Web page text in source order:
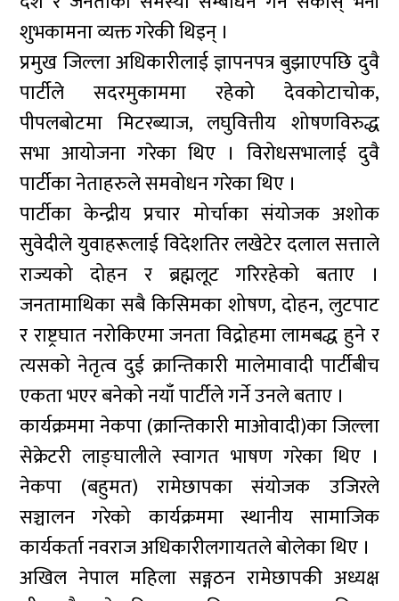
शुभकामना व्यक्त गरेकी थिइन् ।
प्रमुख जिल्ला अधिकारीलाई ज्ञापनपत्र बुझाएपछि दुवै
पार्टीले सदरमुकाममा रहेको देवकोटाचोक,
पीपलबोटमा मिटरब्याज, लघुवित्तीय शोषणविरुद्ध
सभा आयोजना गरेका थिए । विरोधसभालाई दुवै
पार्टीका नेताहरुले समवोधन गरेका थिए ।
पार्टीका केन्द्रीय प्रचार मोर्चाका संयोजक अशोक
सुवेदीले युवाहरूलाई विदेशतिर लखेटेर दलाल सत्ताले
राज्यको दोहन र ब्रह्मलूट गरिरहेको बताए ।
जनतामाथिका सबै किसिमका शोषण, दोहन, लुटपाट
र राष्ट्रघात नरोकिएमा जनता विद्रोहमा लामबद्ध हुने र
त्यसको नेतृत्व दुई क्रान्तिकारी मालेमावादी पार्टीबीच
एकता भएर बनेको नयाँ पार्टीले गर्ने उनले बताए ।
कार्यक्रममा नेकपा (क्रान्तिकारी माओवादी)का जिल्ला
सेक्रेटरी लाङ्घालीले स्वागत भाषण गरेका थिए ।
नेकपा (बहुमत) रामेछापका संयोजक उजिरले
सञ्चालन गरेको कार्यक्रममा स्थानीय सामाजिक
कार्यकर्ता नवराज अधिकारीलगायतले बोलेका थिए ।
अखिल नेपाल महिला सङ्गठन रामेछापकी अध्यक्ष